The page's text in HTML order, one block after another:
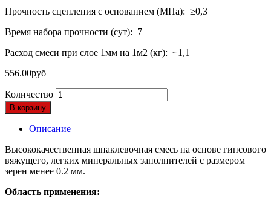
Прочность сцепления с основанием (МПа): ≥0,3
Время набора прочности (сут): 7
Расход смеси при слое 1мм на 1м2 (кг): ~1,1
556.00руб
Количество
В корзину
Описание
Высококачественная шпаклевочная смесь на основе гипсового
вяжущего, легких минеральных заполнителей с размером
зерен менее 0.2 мм.
Область применения: